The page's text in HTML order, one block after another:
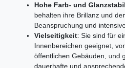
Hohe Farb- und
behalten ihre Brillanz und
Beanspruchung und
Vielseitigkeit: Sie sind für
Innenbereichen geeignet,
öffentlichen Gebäuden, und
dauerhafte und